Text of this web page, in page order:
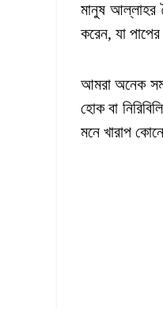
মানুষ আল্লাহর
করেন, যা
আমরা অনেক
হোক বা
মনে খারাপ